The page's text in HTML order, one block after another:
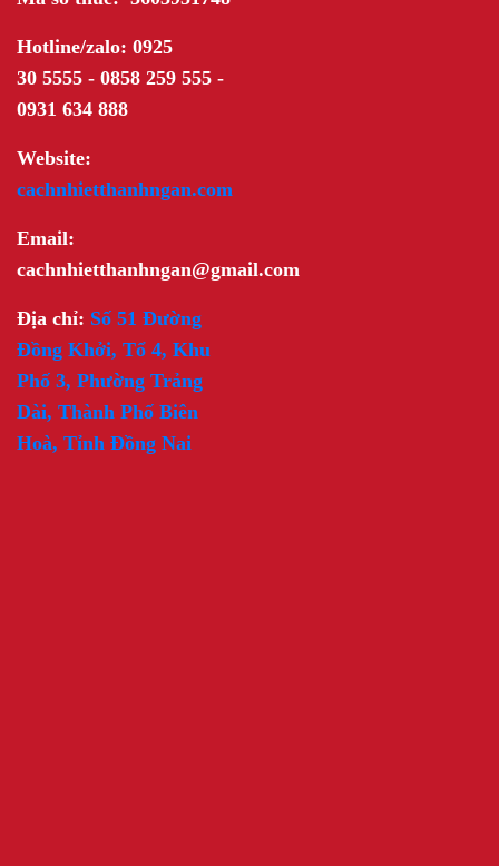
Hotline/zalo: 0925
30 5555 - 0858 259 555 -
0931 634 888
Website:
cachnhietthanhngan.com
Email:
cachnhietthanhngan@gmail.com
Địa chỉ: Số 51 Đường
Đồng Khởi, Tổ 4, Khu
Phố 3, Phường Trảng
Dài, Thành Phố Biên
Hoà, Tỉnh Đồng Nai